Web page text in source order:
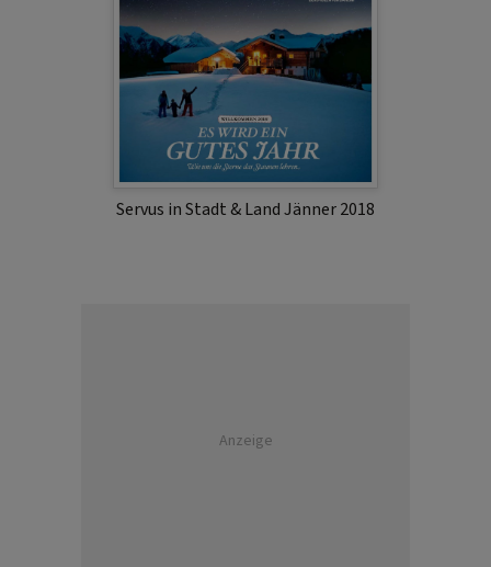
Servus in Stadt & Land Jänner 2018
Anzeige